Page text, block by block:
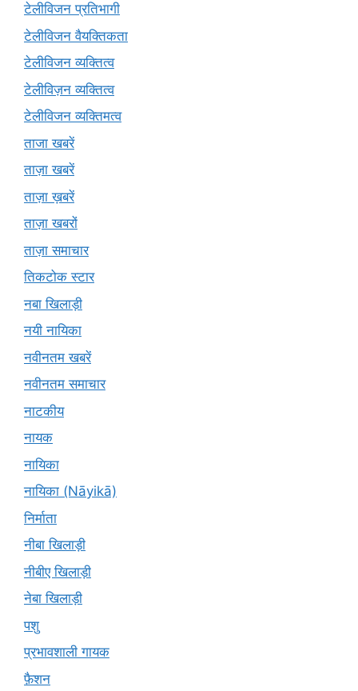
टेलीविजन प्रतिभागी
टेलीविजन वैयक्तिकता
टेलीविजन व्यक्तित्व
टेलीविज़न व्यक्तित्व
टेलीविजन व्यक्तिमत्व
ताजा खबरें
ताज़ा खबरें
ताज़ा ख़बरें
ताज़ा खबरों
ताज़ा समाचार
तिकटोक स्टार
नबा खिलाड़ी
नयी नायिका
नवीनतम खबरें
नवीनतम समाचार
नाटकीय
नायक
नायिका
नायिका (Nāyikā)
निर्माता
नीबा खिलाड़ी
नीबीए खिलाड़ी
नेबा खिलाड़ी
पशु
प्रभावशाली गायक
फ़ैशन